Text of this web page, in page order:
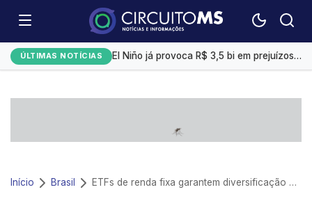
ÚLTIMAS NOTÍCIAS
Emplacamentos de veículos cresceram 10% em julho
El Niño já provoca R$ 3,5 bi em prejuízos e afeta mais 200 cidades brasileiras, diz CNM
Campo Grande tem a 4ª menor taxa de desemprego
Início Brasil ETFs de renda fixa garantem diversificação e praticidade